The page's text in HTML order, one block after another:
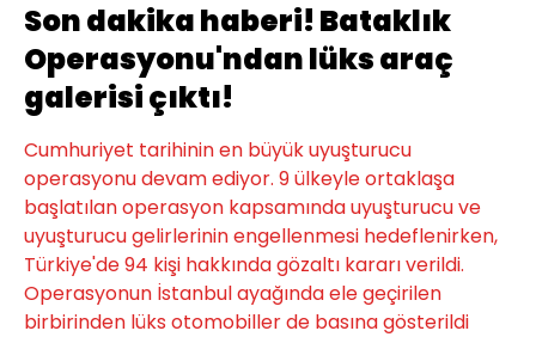
Son dakika haberi! Bataklık
Operasyonu'ndan lüks araç
galerisi çıktı!
Cumhuriyet tarihinin en büyük uyuşturucu
operasyonu devam ediyor. 9 ülkeyle ortaklaşa
başlatılan operasyon kapsamında uyuşturucu ve
uyuşturucu gelirlerinin engellenmesi hedeflenirken,
Türkiye'de 94 kişi hakkında gözaltı kararı verildi.
Operasyonun İstanbul ayağında ele geçirilen
birbirinden lüks otomobiller de basına gösterildi